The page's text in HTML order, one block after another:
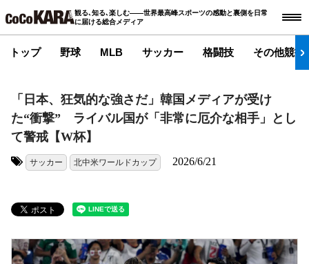
観る､知る､楽しむ――世界最高峰スポーツの感動と裏側を日常
に届ける総合メディア
トップ 野球 MLB サッカー 格闘技 その他競技
「日本、狂気的な強さだ」韓国メディアが受け
た“衝撃” ライバル国が「非常に厄介な相手」とし
て警戒【W杯】
サッカー 北中米ワールドカップ 2026/6/21